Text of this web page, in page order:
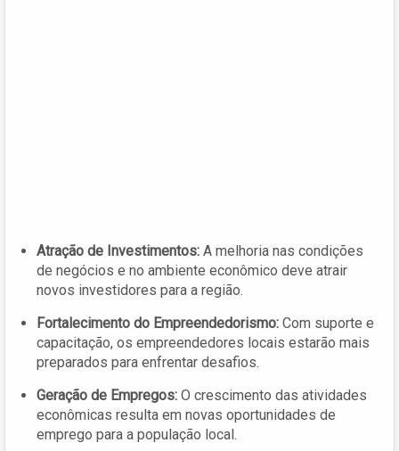
Atração de Investimentos: A melhoria nas condições
de negócios e no ambiente econômico deve atrair
novos investidores para a região.
Fortalecimento do Empreendedorismo: Com suporte e
capacitação, os empreendedores locais estarão mais
preparados para enfrentar desafios.
Geração de Empregos: O crescimento das atividades
econômicas resulta em novas oportunidades de
emprego para a população local.